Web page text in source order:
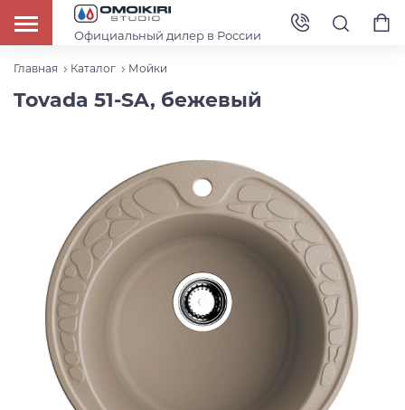
Официальный дилер в России
Главная Каталог Мойки
Tovada 51-SA, бежевый